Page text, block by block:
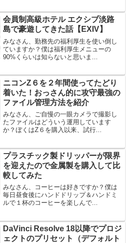
会員制高級ホテル エクシブ淡路
島で豪遊してきた話【EXIV】
みなさん、勤務先の福利厚生を使い倒し
ていますか？僕は福利厚生メニューの
90%くらいは知らないと思いま...
ニコンZ６を２年間使ってたどり
着いた！おっさん的に攻守最強の
ファイル管理方法を紹介
みなさん、ご自慢の一眼カメラで撮影し
たファイルはどういう運用しています
か？ぼくはZ６を購入以来、試行...
プラスチック製ドリッパーが限界
を迎えたので金属製を購入して比
較してみた
みなさん、コーヒーは好きですか？僕は
毎日昼食後にハンドドリップ＆ハンドミ
ルで１杯のコーヒーを楽しんで...
DaVinci Resolve 18以降でプロジ
ェクトのプリセット（デフォルト